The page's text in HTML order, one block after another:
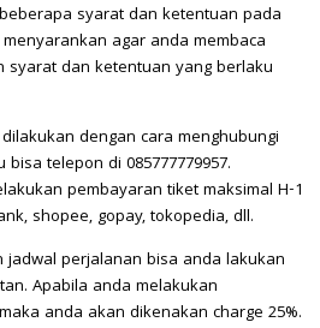
syarat dan ketentuan pada
agar anda membaca
syarat dan ketentuan yang berlaku
dengan cara menghubungi
telepon di 085777779957.
pembayaran tiket maksimal H-1
shopee, gopay, tokopedia, dll.
perjalanan bisa anda lakukan
Apabila anda melakukan
anda akan dikenakan charge 25%.